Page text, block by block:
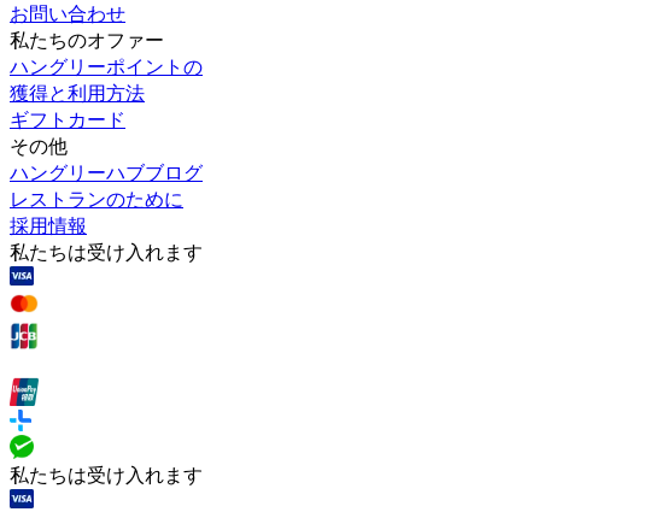
お問い合わせ
私たちのオファー
ハングリーポイントの
獲得と利用方法
ギフトカード
その他
ハングリーハブブログ
レストランのために
採用情報
私たちは受け入れます
私たちは受け入れます